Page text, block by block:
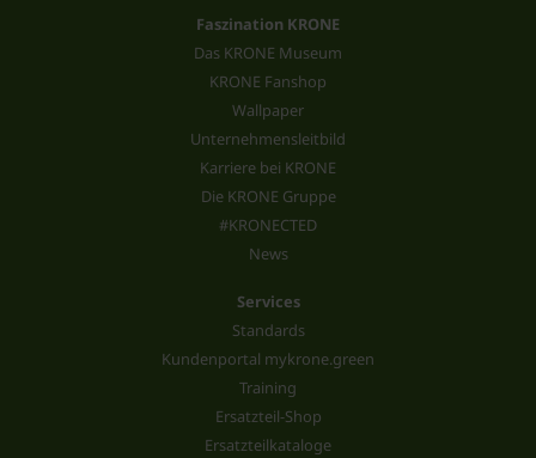
Faszination KRONE
Das KRONE Museum
KRONE Fanshop
Wallpaper
Unternehmensleitbild
Karriere bei KRONE
Die KRONE Gruppe
#KRONECTED
News
Services
Standards
Kundenportal mykrone.green
Training
Ersatzteil-Shop
Ersatzteilkataloge